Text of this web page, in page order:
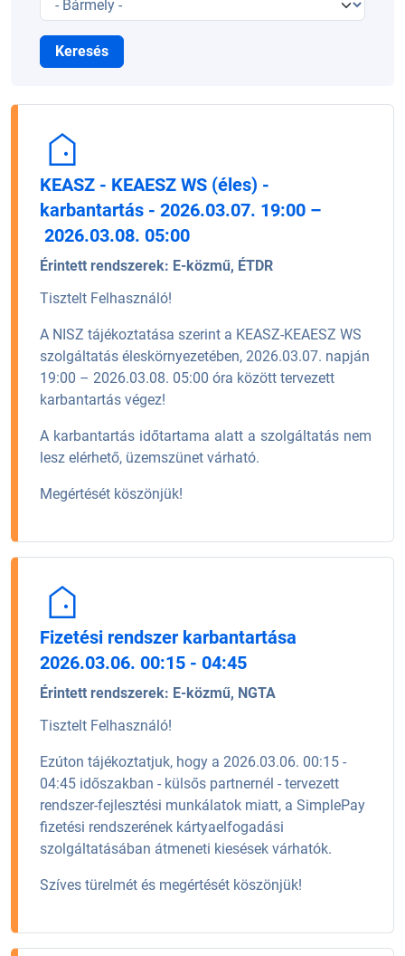
KEASZ - KEAESZ WS (éles) -
karbantartás - 2026.03.07. 19:00 –
2026.03.08. 05:00
Érintett rendszerek: E-közmű, ÉTDR
Tisztelt Felhasználó!
A NISZ tájékoztatása szerint a KEASZ-KEAESZ WS
szolgáltatás éleskörnyezetében, 2026.03.07. napján
19:00 – 2026.03.08. 05:00 óra között tervezett
karbantartás végez!
A karbantartás időtartama alatt a szolgáltatás nem
lesz elérhető, üzemszünet várható.
Megértését köszönjük!
Fizetési rendszer karbantartása
2026.03.06. 00:15 - 04:45
Érintett rendszerek: E-közmű, NGTA
Tisztelt Felhasználó!
Ezúton tájékoztatjuk, hogy a 2026.03.06. 00:15 -
04:45 időszakban - külsős partnernél - tervezett
rendszer-fejlesztési munkálatok miatt, a SimplePay
fizetési rendszerének kártyaelfogadási
szolgáltatásában átmeneti kiesések várhatók.
Szíves türelmét és megértését köszönjük!